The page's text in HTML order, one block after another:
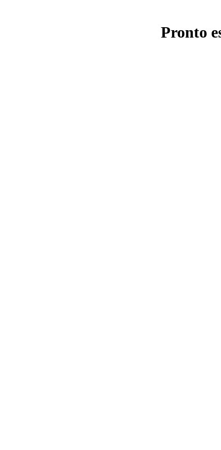
Pronto